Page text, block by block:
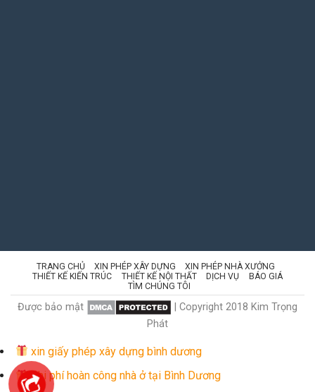
TRANG CHỦ XIN PHÉP XÂY DỰNG
XIN PHÉP NHÀ XƯỞNG
THIẾT KẾ KIẾN TRÚC
THIẾT KẾ NỘI THẤT DỊCH VỤ
BÁO GIÁ
TÌM CHÚNG TÔI
Được bảo mật
| Copyright 2018 Kim Trọng
Phát
xin giấy phép xây dựng bình dương
Chi phí hoàn công nhà ở tại Bình Dương